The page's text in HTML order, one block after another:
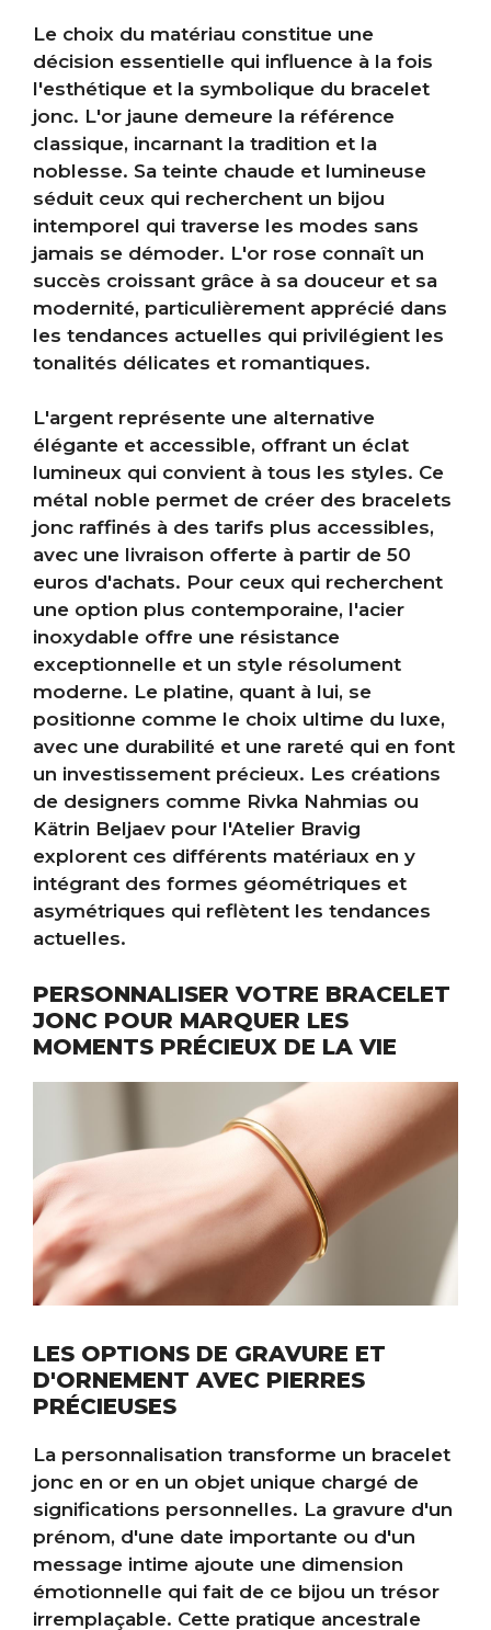
Le choix du matériau constitue une
décision essentielle qui influence à la fois
l'esthétique et la symbolique du bracelet
jonc. L'or jaune demeure la référence
classique, incarnant la tradition et la
noblesse. Sa teinte chaude et lumineuse
séduit ceux qui recherchent un bijou
intemporel qui traverse les modes sans
jamais se démoder. L'or rose connaît un
succès croissant grâce à sa douceur et sa
modernité, particulièrement apprécié dans
les tendances actuelles qui privilégient les
tonalités délicates et romantiques.
L'argent représente une alternative
élégante et accessible, offrant un éclat
lumineux qui convient à tous les styles. Ce
métal noble permet de créer des bracelets
jonc raffinés à des tarifs plus accessibles,
avec une livraison offerte à partir de 50
euros d'achats. Pour ceux qui recherchent
une option plus contemporaine, l'acier
inoxydable offre une résistance
exceptionnelle et un style résolument
moderne. Le platine, quant à lui, se
positionne comme le choix ultime du luxe,
avec une durabilité et une rareté qui en font
un investissement précieux. Les créations
de designers comme Rivka Nahmias ou
Kätrin Beljaev pour l'Atelier Bravig
explorent ces différents matériaux en y
intégrant des formes géométriques et
asymétriques qui reflètent les tendances
actuelles.
PERSONNALISER VOTRE BRACELET
JONC POUR MARQUER LES
MOMENTS PRÉCIEUX DE LA VIE
LES OPTIONS DE GRAVURE ET
D'ORNEMENT AVEC PIERRES
PRÉCIEUSES
La personnalisation transforme un bracelet
jonc en or en un objet unique chargé de
significations personnelles. La gravure d'un
prénom, d'une date importante ou d'un
message intime ajoute une dimension
émotionnelle qui fait de ce bijou un trésor
irremplaçable. Cette pratique ancestrale